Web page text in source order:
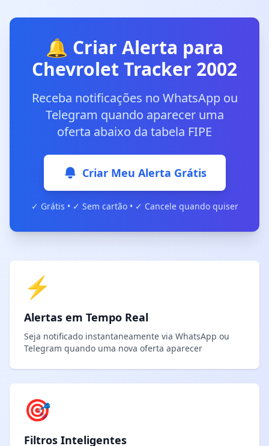
🔔 Criar Alerta para
Chevrolet Tracker 2002
Receba notificações no WhatsApp ou
Telegram quando aparecer uma
oferta abaixo da tabela FIPE
Criar Meu Alerta Grátis
✓ Grátis • ✓ Sem cartão • ✓ Cancele quando quiser
⚡
Alertas em Tempo Real
Seja notificado instantaneamente via WhatsApp ou
Telegram quando uma nova oferta aparecer
🎯
Filtros Inteligentes